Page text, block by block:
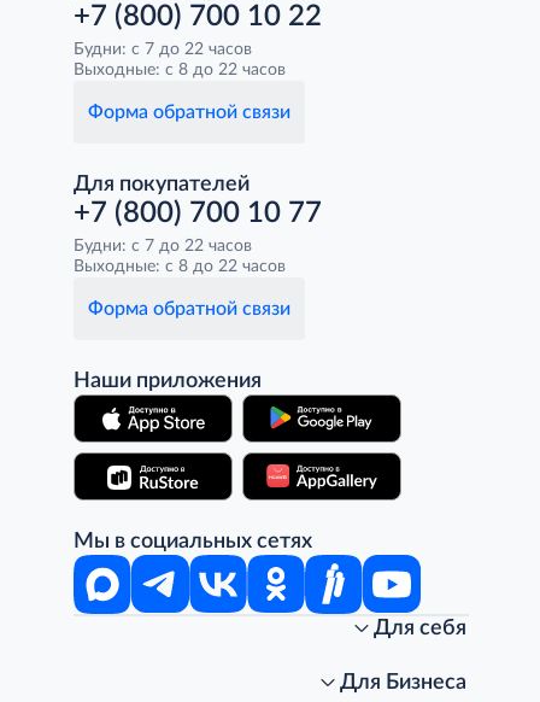
+7 (800) 700 10 22
Будни: с 7 до 22 часов
Выходные: с 8 до 22 часов
Форма обратной связи
Для покупателей
+7 (800) 700 10 77
Будни: с 7 до 22 часов
Выходные: с 8 до 22 часов
Форма обратной связи
Наши приложения
Мы в социальных сетях
Для себя
Стань клиентом METRO
Для Бизнеса